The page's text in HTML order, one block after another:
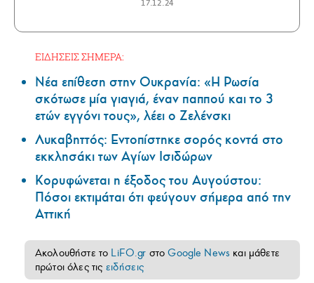
17.12.24
ΕΙΔΗΣΕΙΣ ΣΗΜΕΡΑ:
Νέα επίθεση στην Ουκρανία: «Η Ρωσία
σκότωσε μία γιαγιά, έναν παππού και το 3
ετών εγγόνι τους», λέει ο Ζελένσκι
Λυκαβηττός: Εντοπίστηκε σορός κοντά στο
εκκλησάκι των Αγίων Ισιδώρων
Κορυφώνεται η έξοδος του Αυγούστου:
Πόσοι εκτιμάται ότι φεύγουν σήμερα από την
Αττική
Ακολουθήστε το LiFO.gr στοGoogle News και μάθετε
πρώτοι όλες τις ειδήσεις